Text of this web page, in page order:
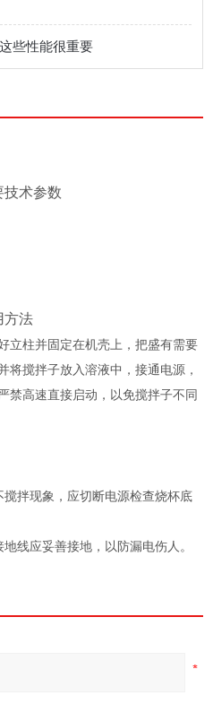
些性能很重要
技术参数
方法
立柱并固定在机壳上，把盛有需要
将搅拌子放入溶液中，接通电源，
禁高速直接启动，以免搅拌子不同
拌现象，应切断电源检查烧杯底
线应妥善接地，以防漏电伤人。